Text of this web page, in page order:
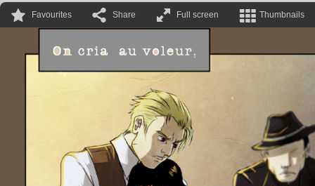
Favourites Share Full screen Thumbnails